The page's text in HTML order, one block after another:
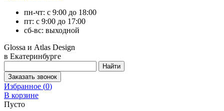
пн-чт: с 9:00 до 18:00
пт: с 9:00 до 17:00
сб-вс: выходной
Glossa и Atlas Design
в Екатеринбурге
Избранное (0)
В корзине
Пусто